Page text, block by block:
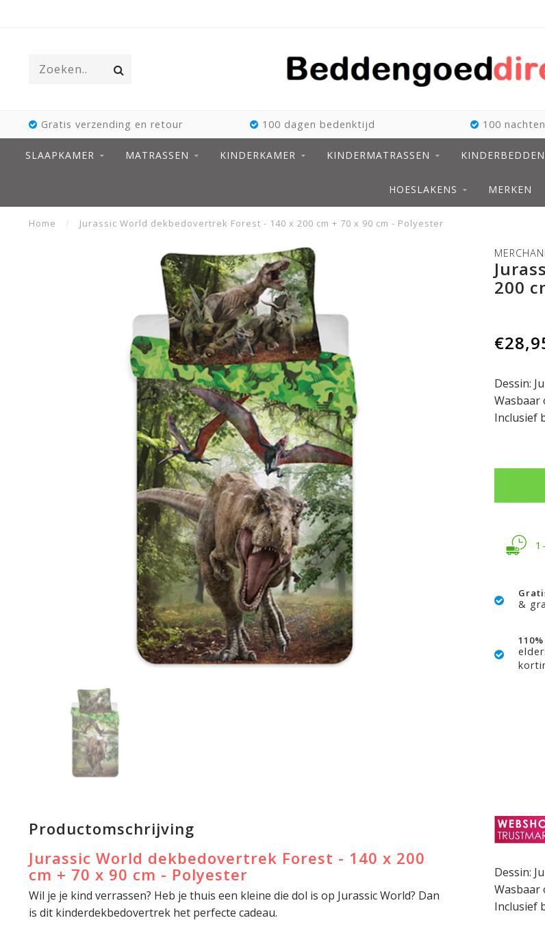
Gratis verzending en retour 100 dagen bedenktijd 100
SLAAPKAMER MATRASSEN KINDERKAMER KINDERMATRASSEN
HOESLAKENS MERKEN
Home / Jurassic World dekbedovertrek Forest - 140 x 200 cm + 70 x 90 cm - Polyester
200
Dessin:
Wasbaar
Inclusief
&
Productomschrijving
Jurassic World dekbedovertrek Forest - 140 x 200
cm + 70 x 90 cm - Polyester
Wil je je kind verrassen? Heb je thuis een kleine die dol is op Jurassic World? Dan
is dit kinderdekbedovertrek het perfecte cadeau.
Dessin:
Wasbaar
Inclusief